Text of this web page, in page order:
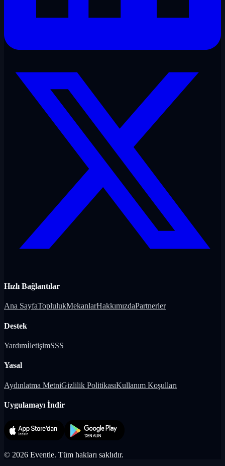
Hızlı Bağlantılar
Ana SayfaToplulukMekanlarHakkımızdaPartnerler
Destek
YardımİletişimSSS
Yasal
Aydınlatma MetniGizlilik PolitikasıKullanım Koşulları
Uygulamayı İndir
© 2026 Eventle. Tüm hakları saklıdır.